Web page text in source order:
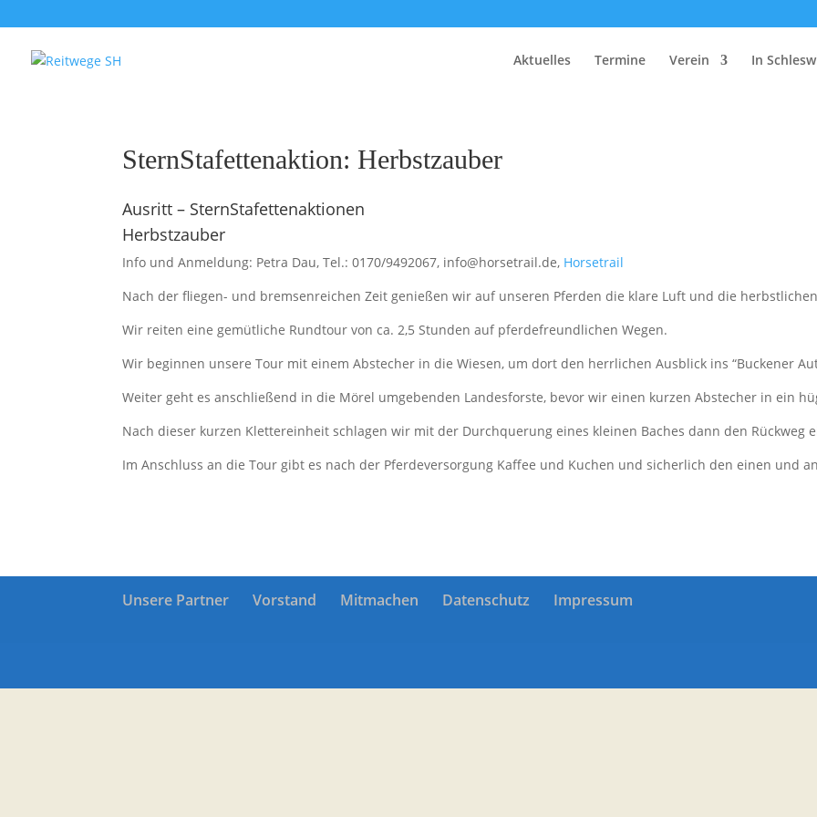
Aktuelles Termine Verein In
SternStafettenaktion: Herbstzauber
Ausritt – SternStafettenaktionen
Herbstzauber
Info und Anmeldung: Petra Dau, Tel.: 0170/9492067, info@horsetrail.de, Horsetrail
Nach der fliegen- und bremsenreichen Zeit genießen wir auf unseren Pferden die klare Luft und die
Wir reiten eine gemütliche Rundtour von ca. 2,5 Stunden auf pferdefreundlichen Wegen.
Wir beginnen unsere Tour mit einem Abstecher in die Wiesen, um dort den herrlichen Ausblick ins “Buckener
Weiter geht es anschließend in die Mörel umgebenden Landesforste, bevor wir einen kurzen Abstecher in ein
Nach dieser kurzen Klettereinheit schlagen wir mit der Durchquerung eines kleinen Baches dann den Rückweg
Im Anschluss an die Tour gibt es nach der Pferdeversorgung Kaffee und Kuchen und sicherlich den einen und
Unsere Partner Vorstand Mitmachen Datenschutz Impressum